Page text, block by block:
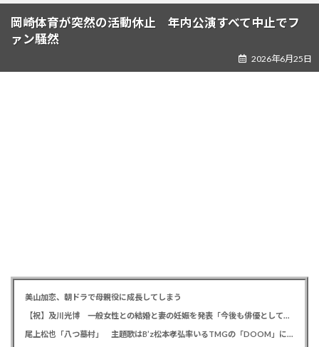
ツ
シ
岡崎体育が突然の活動休止 年内公演すべて中止でフ
ァン騒然
2026年6月25日
美山加恋、朝ドラで母親役に成長してしまう
【祝】及川光博 一般女性との結婚と妻の妊娠を発表「今後も俳優としてミッチーとして精進」
尾上松也「八つ墓村」 主題歌はB’z松本孝弘率いるTMGの「DOOM」に決定、メインビジュアル＆本予告編も解禁